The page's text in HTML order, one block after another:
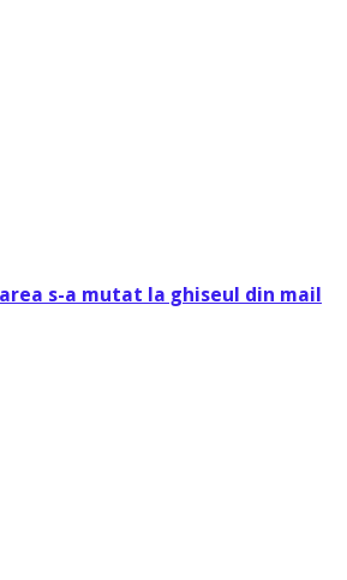
s-a mutat la ghiseul din mail